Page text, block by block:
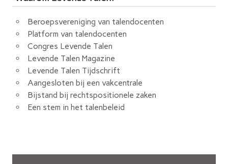
Beroepsvereniging van talendocenten
Platform van talendocenten
Congres Levende Talen
Levende Talen Magazine
Levende Talen Tijdschrift
Aangesloten bij een vakcentrale
Bijstand bij rechtspositionele zaken
Een stem in het talenbeleid